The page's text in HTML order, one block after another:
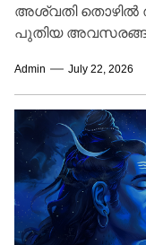
അശ്വതി തൊഴിൽ
പുതിയ
പ്രത്യേക
നിർത്തിവെച്ച...
Admin July 22, 2026